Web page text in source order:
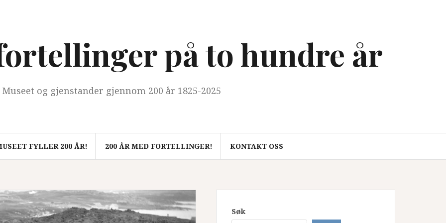
på to hundre år
Museet og gjenstander gjennom 200 år 1825-2025
FYLLER 200 ÅR! 200 ÅR MED FORTELLINGER! KONTAKT OSS
Søk